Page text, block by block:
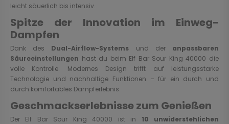
leicht säuerlich bis intensiv.
Spitze der Innovation im Einweg-
Dampfen
Dank des Dual-Airflow-Systems und der anpassbaren
Säureeinstellungen hast du beim Elf Bar Sour King 40000 die
volle Kontrolle. Modernes Design trifft auf leistungsstarke
Technologie und nachhaltige Funktionen – für ein durch und
durch komfortables Dampferlebnis.
Geschmackserlebnisse zum Genießen
Der Elf Bar Sour King 40000 ist in 10 unwiderstehlichen